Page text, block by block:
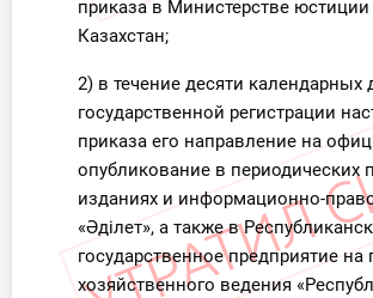
приказа в Министерстве юстиции
Казахстан;
2) в течение десяти календарных
государственной регистрации
приказа его направление на
опубликование в периодических
изданиях и информационно-
«Әділет», а также в
государственное предприятие на
хозяйственного ведения